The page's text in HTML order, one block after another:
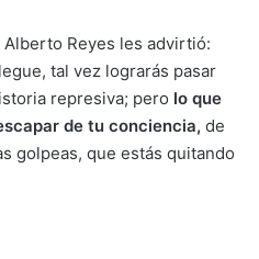
Reyes les advirtió:
tal vez lograrás pasar
represiva; pero lo que
de tu conciencia, de
golpeas, que estás quitando